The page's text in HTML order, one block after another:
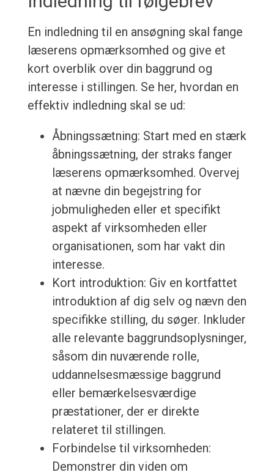
En indledning til en ansøgning skal fange
læserens opmærksomhed og give et
kort overblik over din baggrund og
interesse i stillingen. Se her, hvordan en
effektiv indledning skal se ud:
Åbningssætning: Start med en stærk
åbningssætning, der straks fanger
læserens opmærksomhed. Overvej
at nævne din begejstring for
jobmuligheden eller et specifikt
aspekt af virksomheden eller
organisationen, som har vakt din
interesse.
Kort introduktion: Giv en kortfattet
introduktion af dig selv og nævn den
specifikke stilling, du søger. Inkluder
alle relevante baggrundsoplysninger,
såsom din nuværende rolle,
uddannelsesmæssige baggrund
eller bemærkelsesværdige
præstationer, der er direkte
relateret til stillingen.
Forbindelse til virksomheden:
Demonstrer din viden om